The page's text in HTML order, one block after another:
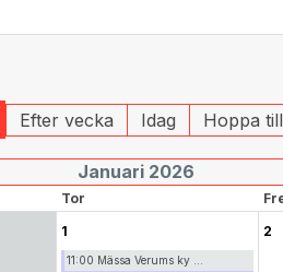
Efter vecka Idag Hoppa
Januari 2026
Tor
1
11:00 Mässa Verums ky ...
2